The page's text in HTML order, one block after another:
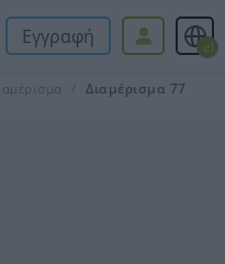
Εγγραφή el
Διαμέρισμα 77